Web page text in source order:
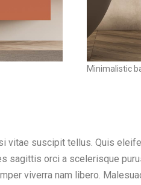
Minimalistic
vitae suscipit tellus. Quis
sagittis orci a scelerisque
viverra nam libero.